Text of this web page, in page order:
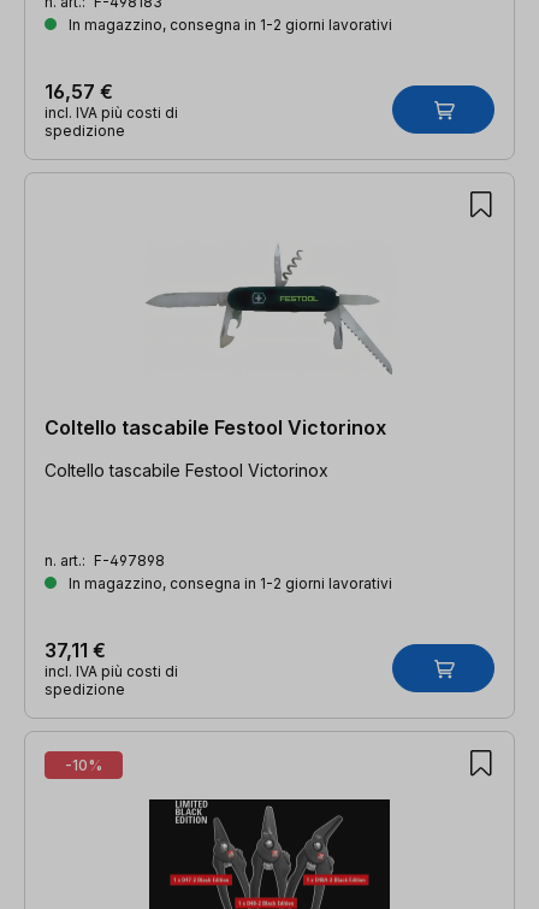
In magazzino, consegna in 1-2 giorni lavorativi
16,57 €
incl. IVA più costi di
spedizione
Coltello tascabile Festool Victorinox
Coltello tascabile Festool Victorinox
n. art.: F-497898
In magazzino, consegna in 1-2 giorni lavorativi
37,11 €
incl. IVA più costi di
spedizione
-10%